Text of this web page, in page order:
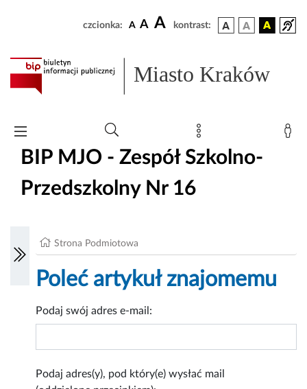
czcionka: A A A kontrast:
Miasto Kraków
BIP MJO - Zespół Szkolno-
Przedszkolny Nr 16
Strona Podmiotowa
Poleć artykuł znajomemu
Podaj swój adres e-mail:
Podaj adres(y), pod który(e) wysłać mail